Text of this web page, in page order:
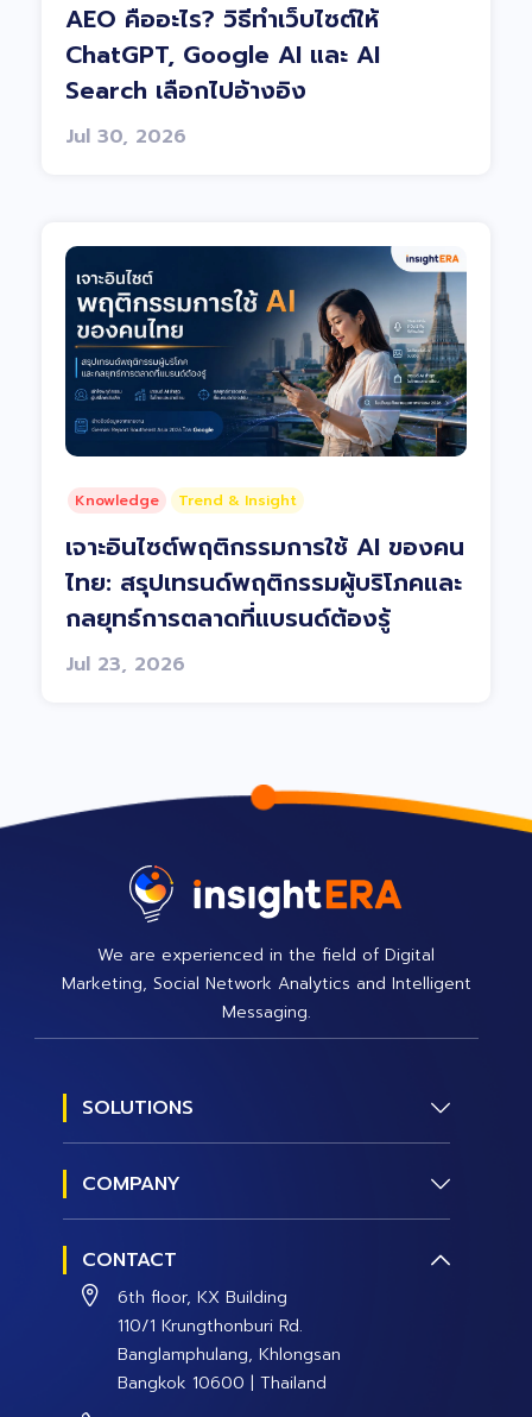
AEO คืออะไร? วิธีทำเว็บไซต์ให้
ChatGPT, Google AI และ AI
Search เลือกไปอ้างอิง
Jul 30, 2026
Knowledge Trend & Insight
เจาะอินไซต์พฤติกรรมการใช้ AI ของคน
ไทย: สรุปเทรนด์พฤติกรรมผู้บริโภคและ
กลยุทธ์การตลาดที่แบรนด์ต้องรู้
Jul 23, 2026
We are experienced in the field of Digital
Marketing, Social Network Analytics and Intelligent
Messaging.
SOLUTIONS
Social Management
Social Campaign
COMPANY
Contact Us
Careers
CONTACT
6th floor, KX Building
110/1 Krungthonburi Rd.
Banglamphulang, Khlongsan
Bangkok 10600 | Thailand